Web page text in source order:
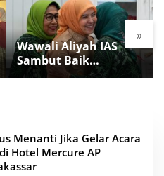
»
Wawali Aliyah IAS
Sambut Baik
Rakernas GWS 2026 di
Menanti Jika Gelar Acara
Hotel Mercure AP